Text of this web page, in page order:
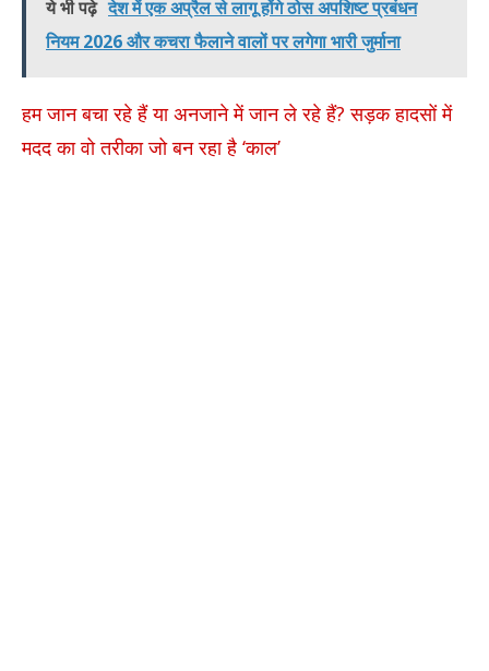
ये भी पढ़े देश में एक अप्रैल से लागू होंगे ठोस अपशिष्ट प्रबंधन
नियम 2026 और कचरा फैलाने वालों पर लगेगा भारी जुर्माना
हम जान बचा रहे हैं या अनजाने में जान ले रहे हैं? सड़क हादसों में
मदद का वो तरीका जो बन रहा है ‘काल’